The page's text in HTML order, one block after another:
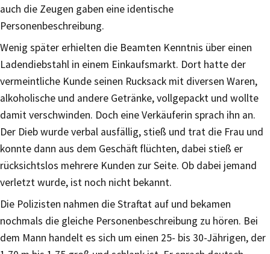
auch die Zeugen gaben eine identische
Personenbeschreibung.
Wenig später erhielten die Beamten Kenntnis über einen
Ladendiebstahl in einem Einkaufsmarkt. Dort hatte der
vermeintliche Kunde seinen Rucksack mit diversen Waren,
alkoholische und andere Getränke, vollgepackt und wollte
damit verschwinden. Doch eine Verkäuferin sprach ihn an.
Der Dieb wurde verbal ausfällig, stieß und trat die Frau und
konnte dann aus dem Geschäft flüchten, dabei stieß er
rücksichtslos mehrere Kunden zur Seite. Ob dabei jemand
verletzt wurde, ist noch nicht bekannt.
Die Polizisten nahmen die Straftat auf und bekamen
nochmals die gleiche Personenbeschreibung zu hören. Bei
dem Mann handelt es sich um einen 25- bis 30-Jährigen, der